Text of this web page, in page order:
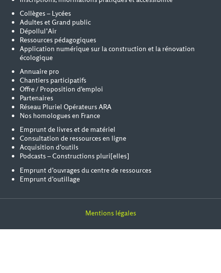
Collèges – Lycées
Adultes et Grand public
Dépollul’Air
Ressources pédagogiques
Application numérique sur la construction et la rénovation
écologique
Annuaire pro
Chantiers participatifs
Offre / Proposition d'emploi
Partenaires
Réseau Pluriel Opérateurs ARA
Nos homologues en France
Emprunt de livres et de matériel
Consultation de ressources en ligne
Acquisition d’outils
Podcasts – Constructions pluri[elles]
Emprunt d’ouvrages du centre de ressources
Emprunt d’outillage
Mentions légales